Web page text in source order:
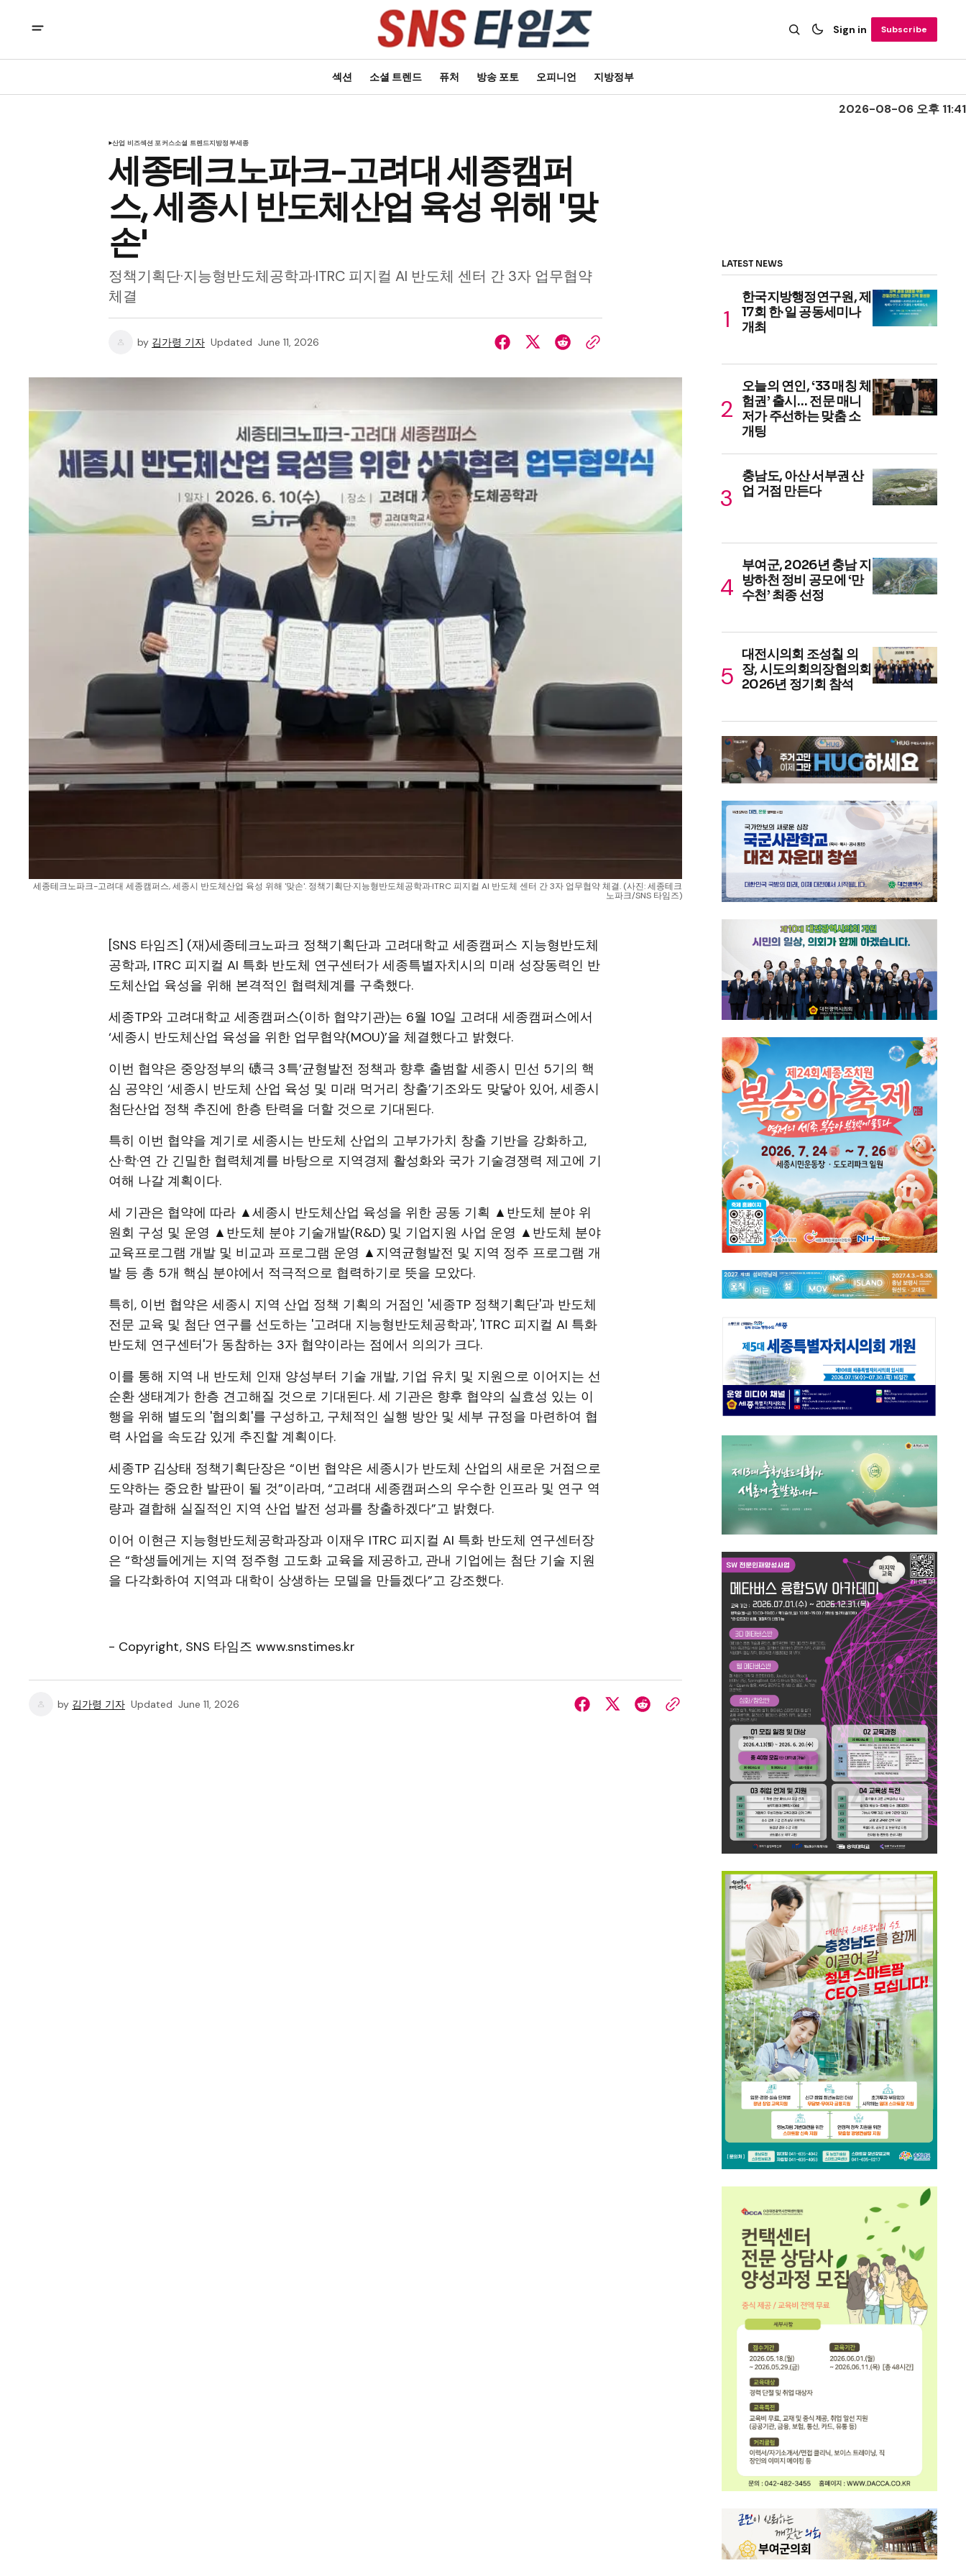
Sign in Subscribe
섹션 소셜 트렌드 퓨처 방송 포토 오피니언 지방정부
2026-08-06 오후 11:41
산업 비즈섹션 포커스소셜 트렌드지방정부세종
세종테크노파크-고려대 세종캠퍼
스, 세종시 반도체산업 육성 위해 '맞
손'
정책기획단·지능형반도체공학과·ITRC 피지컬 AI 반도체 센터 간 3자 업무협약
체결
by 김가령 기자 Updated June 11, 2026
세종테크노파크-고려대 세종캠퍼스, 세종시 반도체산업 육성 위해 '맞손'. 정책기획단·지능형반도체공학과·ITRC 피지컬 AI 반도체 센터 간 3자 업무협약 체결. (사진: 세종테크
노파크/SNS 타임즈)
[SNS 타임즈] (재)세종테크노파크 정책기획단과 고려대학교 세종캠퍼스 지능형반도체
공학과, ITRC 피지컬 AI 특화 반도체 연구센터가 세종특별자치시의 미래 성장동력인 반
도체산업 육성을 위해 본격적인 협력체계를 구축했다.
세종TP와 고려대학교 세종캠퍼스(이하 협약기관)는 6월 10일 고려대 세종캠퍼스에서
‘세종시 반도체산업 육성을 위한 업무협약(MOU)’을 체결했다고 밝혔다.
이번 협약은 중앙정부의 䃵극 3특’균형발전 정책과 향후 출범할 세종시 민선 5기의 핵
심 공약인 ‘세종시 반도체 산업 육성 및 미래 먹거리 창출’기조와도 맞닿아 있어, 세종시
첨단산업 정책 추진에 한층 탄력을 더할 것으로 기대된다.
특히 이번 협약을 계기로 세종시는 반도체 산업의 고부가가치 창출 기반을 강화하고,
산·학·연 간 긴밀한 협력체계를 바탕으로 지역경제 활성화와 국가 기술경쟁력 제고에 기
여해 나갈 계획이다.
세 기관은 협약에 따라 ▲세종시 반도체산업 육성을 위한 공동 기획 ▲반도체 분야 위
원회 구성 및 운영 ▲반도체 분야 기술개발(R&D) 및 기업지원 사업 운영 ▲반도체 분야
교육프로그램 개발 및 비교과 프로그램 운영 ▲지역균형발전 및 지역 정주 프로그램 개
발 등 총 5개 핵심 분야에서 적극적으로 협력하기로 뜻을 모았다.
특히, 이번 협약은 세종시 지역 산업 정책 기획의 거점인 '세종TP 정책기획단'과 반도체
전문 교육 및 첨단 연구를 선도하는 '고려대 지능형반도체공학과', 'ITRC 피지컬 AI 특화
반도체 연구센터'가 동참하는 3자 협약이라는 점에서 의의가 크다.
이를 통해 지역 내 반도체 인재 양성부터 기술 개발, 기업 유치 및 지원으로 이어지는 선
순환 생태계가 한층 견고해질 것으로 기대된다. 세 기관은 향후 협약의 실효성 있는 이
행을 위해 별도의 '협의회'를 구성하고, 구체적인 실행 방안 및 세부 규정을 마련하여 협
력 사업을 속도감 있게 추진할 계획이다.
세종TP 김상태 정책기획단장은 “이번 협약은 세종시가 반도체 산업의 새로운 거점으로
도약하는 중요한 발판이 될 것”이라며, “고려대 세종캠퍼스의 우수한 인프라 및 연구 역
량과 결합해 실질적인 지역 산업 발전 성과를 창출하겠다”고 밝혔다.
이어 이현근 지능형반도체공학과장과 이재우 ITRC 피지컬 AI 특화 반도체 연구센터장
은 “학생들에게는 지역 정주형 고도화 교육을 제공하고, 관내 기업에는 첨단 기술 지원
을 다각화하여 지역과 대학이 상생하는 모델을 만들겠다”고 강조했다.
- Copyright, SNS 타임즈 www.snstimes.kr
by 김가령 기자 Updated June 11, 2026
LATEST NEWS
한국지방행정연구원, 제
17회 한·일 공동세미나
개최
오늘의 연인, ‘33 매칭 체
험권’ 출시… 전문 매니
저가 주선하는 맞춤 소
개팅
충남도, 아산 서부권 산
업 거점 만든다
부여군, 2026년 충남 지
방하천 정비 공모에 ‘만
수천’ 최종 선정
대전시의회 조성칠 의
장, 시도의회의장협의회
2026년 정기회 참석